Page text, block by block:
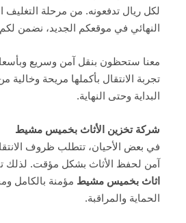
لكل ريال تدفعونه. من مرحلة التغليف
النهائي في موقعكم الجديد، نضمن
معنا ستحظون بنقل آمن وسريع
تجربة الانتقال بأكملها مريحة وخالية
البداية وحتى النهاية.
شركة تخزين الأثاث بخميس مشيط
في بعض الأحيان، تتطلب ظروف
آمن لحفظ الأثاث بشكل مؤقت. لذلك
اثاث بخميس مشيط مؤمنة بالكامل
الحماية والمراقبة.